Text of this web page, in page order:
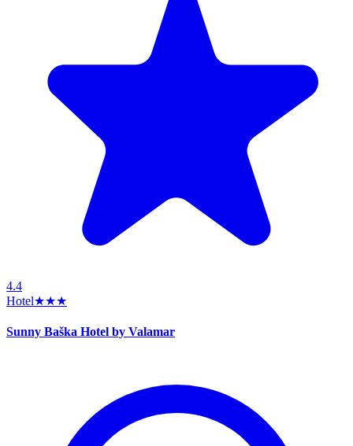
4.4
Hotel★★★
Sunny Baška Hotel by Valamar